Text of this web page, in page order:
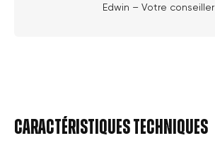
Edwin – Votre conseiller
Caractéristiques techniques